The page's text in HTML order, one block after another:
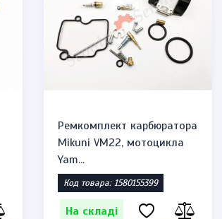
Ремкомплект карбюратора
Mikuni VM22, мотоцикла
Yam...
Код товара: 1580155399
На складі